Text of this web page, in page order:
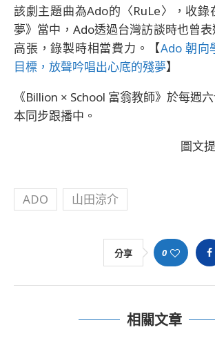
該劇主題曲為Ado的〈RuLe〉，收錄
夢》當中，Ado透過台灣訪談時也曾
高張，錄製時相當費力。【Ado 朝向
目標，放聲吟唱出心底的殘夢】
《Billion × School 富翁教師》於每週
本同步跟播中。
圖文
ADO 山田涼介
分享 0
相關文章